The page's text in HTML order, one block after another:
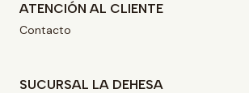
ATENCIÓN AL CLIENTE
Contacto
SUCURSAL LA DEHESA